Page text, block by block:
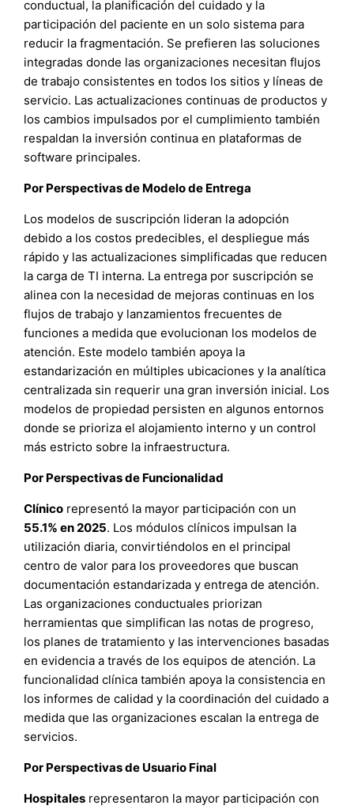
conductual, la planificación del cuidado y la
participación del paciente en un solo sistema para
reducir la fragmentación. Se prefieren las soluciones
integradas donde las organizaciones necesitan flujos
de trabajo consistentes en todos los sitios y líneas de
servicio. Las actualizaciones continuas de productos y
los cambios impulsados por el cumplimiento también
respaldan la inversión continua en plataformas de
software principales.
Por Perspectivas de Modelo de Entrega
Los modelos de suscripción lideran la adopción
debido a los costos predecibles, el despliegue más
rápido y las actualizaciones simplificadas que reducen
la carga de TI interna. La entrega por suscripción se
alinea con la necesidad de mejoras continuas en los
flujos de trabajo y lanzamientos frecuentes de
funciones a medida que evolucionan los modelos de
atención. Este modelo también apoya la
estandarización en múltiples ubicaciones y la analítica
centralizada sin requerir una gran inversión inicial. Los
modelos de propiedad persisten en algunos entornos
donde se prioriza el alojamiento interno y un control
más estricto sobre la infraestructura.
Por Perspectivas de Funcionalidad
Clínico representó la mayor participación con un
55.1% en 2025. Los módulos clínicos impulsan la
utilización diaria, convirtiéndolos en el principal
centro de valor para los proveedores que buscan
documentación estandarizada y entrega de atención.
Las organizaciones conductuales priorizan
herramientas que simplifican las notas de progreso,
los planes de tratamiento y las intervenciones basadas
en evidencia a través de los equipos de atención. La
funcionalidad clínica también apoya la consistencia en
los informes de calidad y la coordinación del cuidado a
medida que las organizaciones escalan la entrega de
servicios.
Por Perspectivas de Usuario Final
Hospitales representaron la mayor participación con